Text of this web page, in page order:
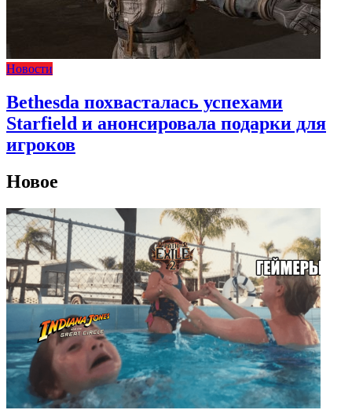
Новости
Bethesda похвасталась успехами
Starfield и анонсировала подарки для
игроков
Новое